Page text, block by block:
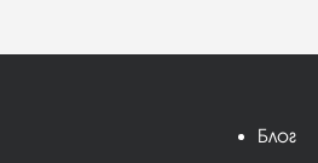
Блог